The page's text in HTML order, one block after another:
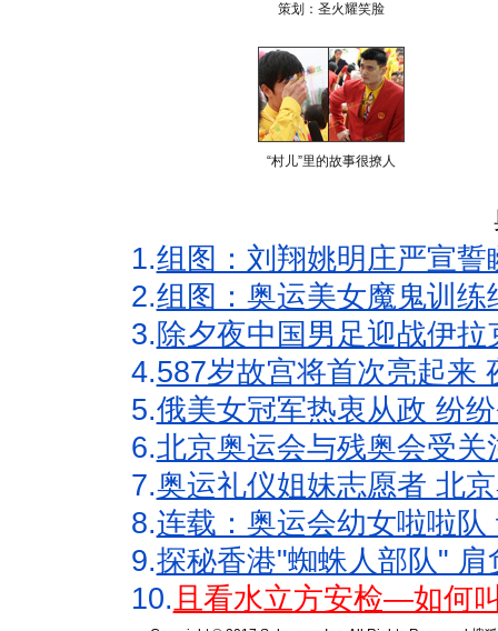
策划：圣火耀笑脸
“村儿”里的故事很撩人
1.组图：刘翔姚明庄严宣
2.组图：奥运美女魔鬼训
3. 除夕夜中国男足迎战伊
4.587岁故宫将首次亮起来
5.俄美女冠军热衷从政 纷
6.北京奥运会与残奥会受
7.奥运礼仪姐妹志愿者 北
8.连载：奥运会幼女啦啦
9.探秘香港"蜘蛛人部队"
10.且看水立方安检—如何